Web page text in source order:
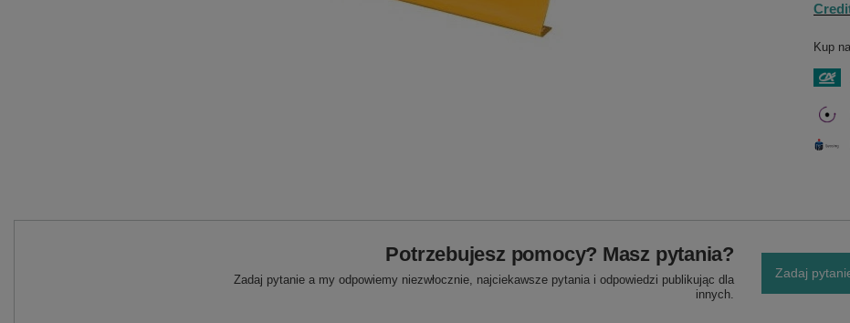
Kup
Potrzebujesz pomocy? Masz pytania?
Zadaj pytanie a my odpowiemy niezwłocznie, najciekawsze pytania i odpowiedzi publikując dla
innych.
Zadaj